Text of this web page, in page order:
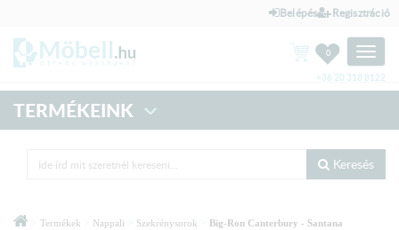
Belépés Regisztráció
Toggle
0
+36 20 318 8122
TERMÉKEINK
Keresés
Termékek Nappali Szekrénysorok
Big-Ron Canterbury - Santana